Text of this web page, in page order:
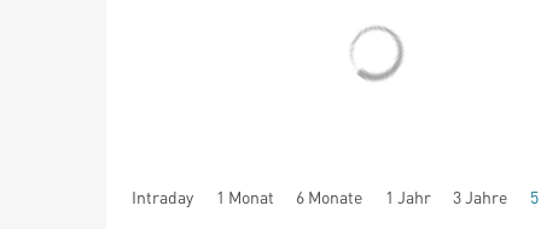
Intraday 1 Monat 6 Monate 1 Jahr 3 Jahre